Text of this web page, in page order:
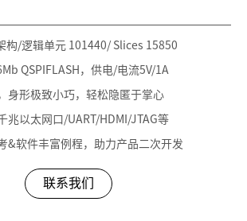
构/逻辑单元 101440/ Slices 15850
QSPIFLASH，供电/电流5V/1A
身形极致小巧，轻松隐匿于掌心
兆以太网口/UART/HDMI/JTAG等
&软件丰富例程，助力产品二次开发
联系我们